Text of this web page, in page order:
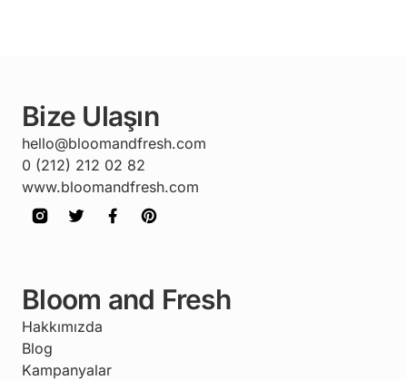
Bize Ulaşın
hello@bloomandfresh.com
0 (212) 212 02 82
www.bloomandfresh.com
Bloom and Fresh
Hakkımızda
Blog
Kampanyalar